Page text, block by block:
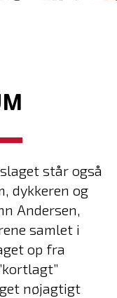
står også
dykkeren og
Andersen,
samlet i
op fra
nøjagtigt